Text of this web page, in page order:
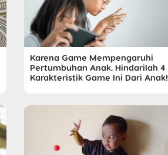
Karena Game Mempengaruhi
Pertumbuhan Anak. Hindarilah 4
Karakteristik Game Ini Dari Anak!